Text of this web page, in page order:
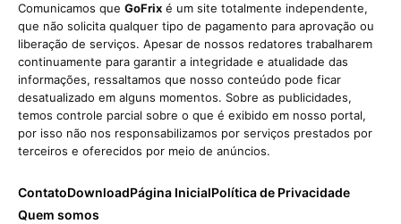
Comunicamos que GoFrix é um site totalmente independente,
que não solicita qualquer tipo de pagamento para aprovação ou
liberação de serviços. Apesar de nossos redatores trabalharem
continuamente para garantir a integridade e atualidade das
informações, ressaltamos que nosso conteúdo pode ficar
desatualizado em alguns momentos. Sobre as publicidades,
temos controle parcial sobre o que é exibido em nosso portal,
por isso não nos responsabilizamos por serviços prestados por
terceiros e oferecidos por meio de anúncios.
ContatoDownloadPágina InicialPolítica de Privacidade
Quem somos